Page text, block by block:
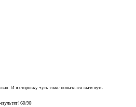
И юстировку чуть тоже попытался вытянуть
60/90